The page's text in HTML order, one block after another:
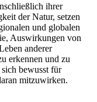
ihrer
der Natur, setzen
und globalen
Auswirkungen von
anderer
erkennen und zu
bewusst für
mitzuwirken.